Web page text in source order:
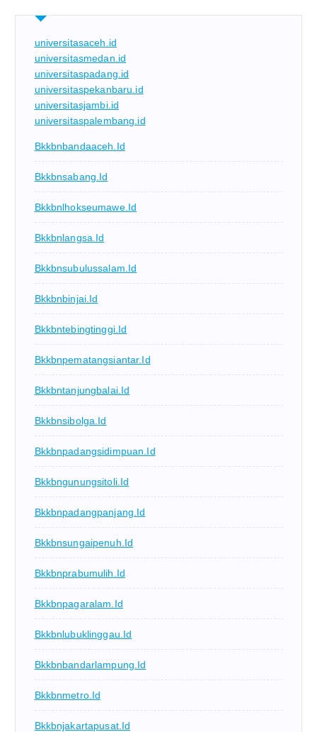
universitasaceh.id
universitasmedan.id
universitaspadang.id
universitaspekanbaru.id
universitasjambi.id
universitaspalembang.id
Bkkbnbandaaceh.id
Bkkbnsabang.id
Bkkbnlhokseumawe.id
Bkkbnlangsa.id
Bkkbnsubulussalam.id
Bkkbnbinjai.id
Bkkbntebingtinggi.id
Bkkbnpematangsiantar.id
Bkkbntanjungbalai.id
Bkkbnsibolga.id
Bkkbnpadangsidimpuan.id
Bkkbngunungsitoli.id
Bkkbnpadangpanjang.id
Bkkbnsungaipenuh.id
Bkkbnprabumulih.id
Bkkbnpagaralam.id
Bkkbnlubuklinggau.id
Bkkbnbandarlampung.id
Bkkbnmetro.id
Bkkbnjakartapusat.id